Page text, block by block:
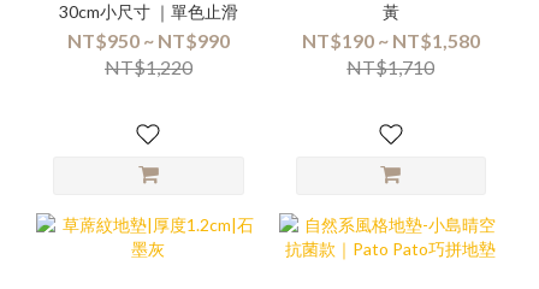
30cm小尺寸 ｜單色止滑
NT$950 ~ NT$990
NT$1,220
黃
NT$190 ~ NT$1,580
NT$1,710